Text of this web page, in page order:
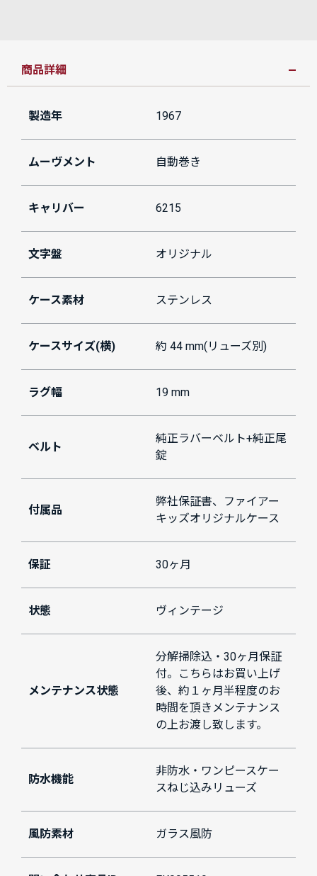
商品詳細
製造年 1967
ムーヴメント 自動巻き
キャリバー 6215
文字盤 オリジナル
ケース素材 ステンレス
ケースサイズ(横) 約 44 mm(リューズ別)
ラグ幅 19 mm
ベルト
純正ラバーベルト+純正尾
錠
付属品
弊社保証書、ファイアー
キッズオリジナルケース
保証 30ヶ月
状態 ヴィンテージ
メンテナンス状態
分解掃除込・30ヶ月保証
付。こちらはお買い上げ
後、約１ヶ月半程度のお
時間を頂きメンテナンス
の上お渡し致します。
防水機能
非防水・ワンピースケー
スねじ込みリューズ
風防素材 ガラス風防